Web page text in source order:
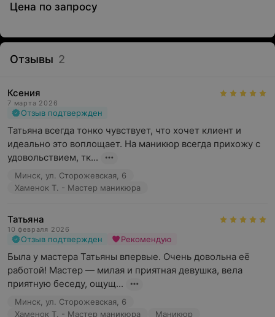
Цена по запросу
Отзывы 2
Ксения
7 марта 2026
Отзыв подтвержден
Татьяна всегда тонко чувствует, что хочет клиент и
идеально это воплощает. На маникюр всегда прихожу с
удовольствием, тк...
Минск, ул. Сторожевская, 6
Хаменок Т. - Мастер маникюра
Татьяна
10 февраля 2026
Отзыв подтвержден Рекомендую
Была у мастера Татьяны впервые. Очень довольна её
работой! Мастер — милая и приятная девушка, вела
приятную беседу, ощущ...
Минск, ул. Сторожевская, 6
Хаменок Т. - Мастер маникюра
Маникюр